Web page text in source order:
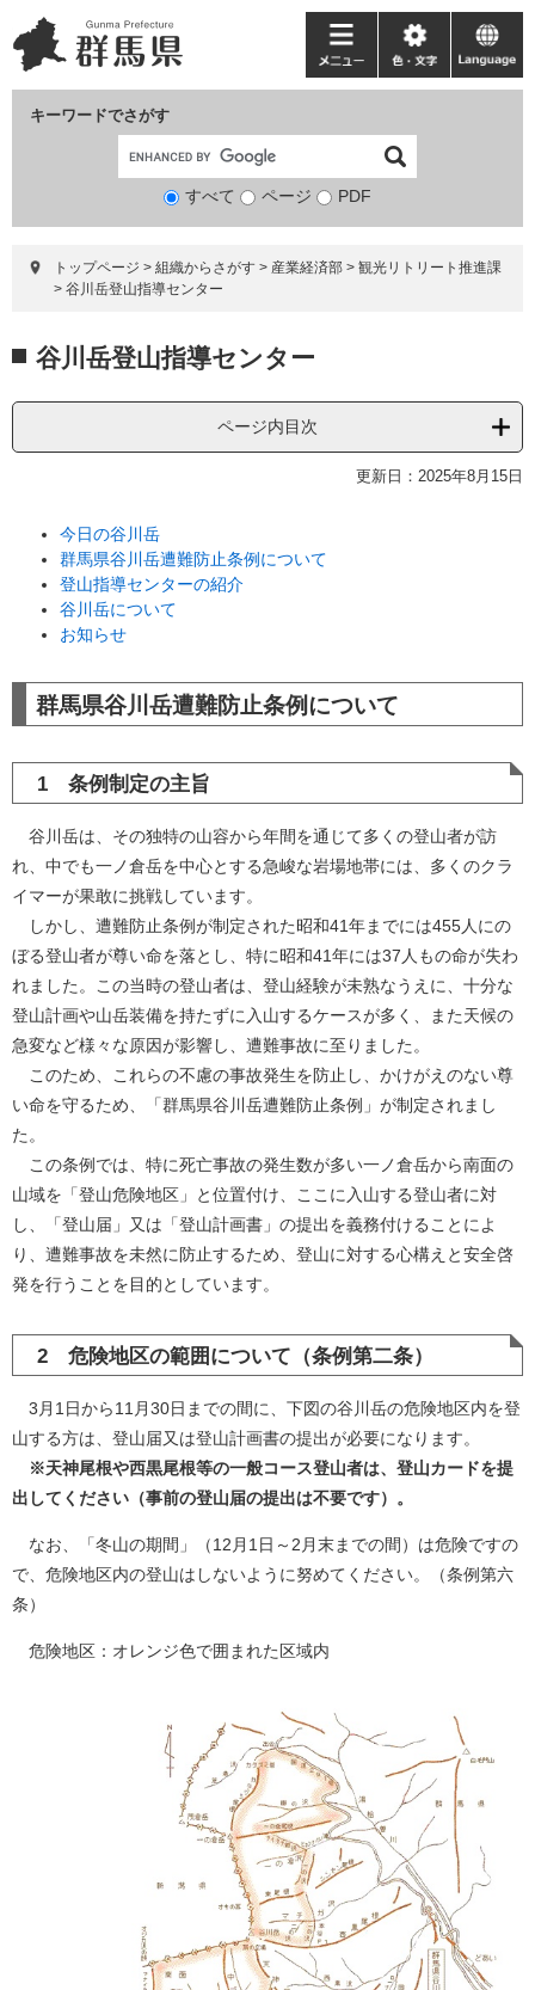
ー
ジ
ニ
ュ
て
キーワードでさがす
検
象
すべて ページ PDF
メ
ニ
ー
色・
文
language
トップページ > 組織からさがす > 産業経済部 > 観光リトリート推進課
> 谷川岳登山指導センター
文 谷川岳登山指導センター
ページ内目次
更新日：2025年8月15日
今日の谷川岳
群馬県谷川岳遭難防止条例について
登山指導センターの紹介
谷川岳について
お知らせ
群馬県谷川岳遭難防止条例について
1 条例制定の主旨
谷川岳は、その独特の山容から年間を通じて多くの登山者が訪
れ、中でも一ノ倉岳を中心とする急峻な岩場地帯には、多くのクラ
イマーが果敢に挑戦しています。
しかし、遭難防止条例が制定された昭和41年までには455人にの
ぼる登山者が尊い命を落とし、特に昭和41年には37人もの命が失わ
れました。この当時の登山者は、登山経験が未熟なうえに、十分な
登山計画や山岳装備を持たずに入山するケースが多く、また天候の
急変など様々な原因が影響し、遭難事故に至りました。
このため、これらの不慮の事故発生を防止し、かけがえのない尊
い命を守るため、「群馬県谷川岳遭難防止条例」が制定されまし
た。
この条例では、特に死亡事故の発生数が多い一ノ倉岳から南面の
山域を「登山危険地区」と位置付け、ここに入山する登山者に対
し、「登山届」又は「登山計画書」の提出を義務付けることによ
り、遭難事故を未然に防止するため、登山に対する心構えと安全啓
発を行うことを目的としています。
2 危険地区の範囲について（条例第二条）
3月1日から11月30日までの間に、下図の谷川岳の危険地区内を登
山する方は、登山届又は登山計画書の提出が必要になります。
※天神尾根や西黒尾根等の一般コース登山者は、登山カードを提
出してください（事前の登山届の提出は不要です）。
なお、「冬山の期間」（12月1日～2月末までの間）は危険ですの
で、危険地区内の登山はしないように努めてください。（条例第六
条）
危険地区：オレンジ色で囲まれた区域内